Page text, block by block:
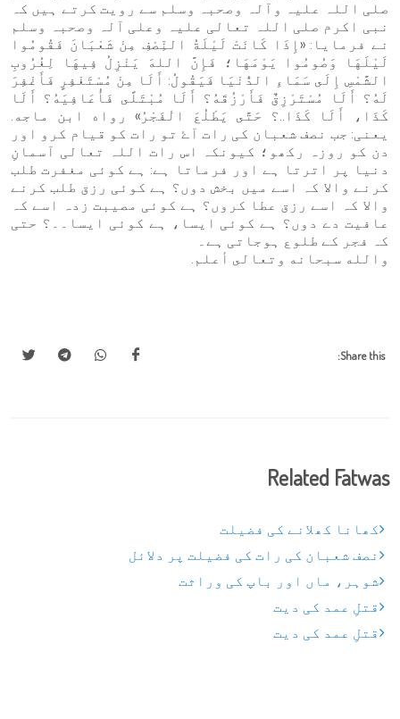
صلی اللہ علیہ وآلہ وصحبہ وسلم سے رویت کرتے ہیں کہ
نبی اکرم صلی اللہ تعالی علیہ وعلی آلہ وصحبہ وسلم
نے فرمایا: «إِذَا كَانَتْ لَيْلَةُ النِّصْفِ مِنْ شَعْبَانَ فَقُومُوا
لَيْلَهَا وَصُومُوا يَوْمَهَا؛ فَإِنَّ اللهَ يَنْزِلُ فِيهَا لِغُرُوبِ
الشَّمْسِ إِلَى سَمَاءِ الدُّنْيَا فَيَقُولُ: أَلَا مِنْ مُسْتَغْفِرٍ فَأَغْفِرَ
لَهُ؟ أَلَا مُسْتَرْزِقٌ فَأَرْزُقَهُ؟ أَلَا مُبْتَلًى فَأُعَافِيَهُ؟ أَلَا
كَذَا، أَلَا كَذَا..؟ حَتَّى يَطْلُعَ الْفَجْرُ» رواه ابن ماجه.
یعنی: جب نصف شعبان کی رات آۓ تو رات کو قیام کرو اور
دن کو روزہ رکھو؛ کیونکہ اس رات اللہ تعالی آسمانِ
دنیا پر اترتا ہے اور فرماتا ہے: ہے کوئی مغفرت طلب
کرنے والا کہ اسے میں بخش دوں؟ ہے کوئی رزق طلب کرنے
والا کہ اسے رزق عطا کروں؟ ہے کوئی مصیبت زدہ اسے کہ
عافیت دے دوں؟ ہے کوئی ایسا، ہے کوئی ایسا۔۔؟ حتی
کہ فجر کے طلوع ہوجاتی ہے۔
والله سبحانه وتعالى أعلم.
Share this:
Related Fatwas
کھانا کھلانے کی فضیلت
نصف شعبان کی رات کی فضیلت پر دلائل
شوہر، ماں اور باپ کی وراثت
قتلِ عمد کی دیت
قتلِ عمد کی دیت